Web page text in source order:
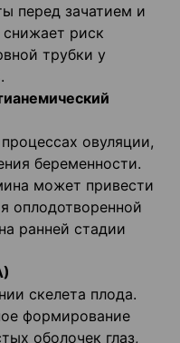
перед зачатием и
риск
трубки у
овуляции,
беременности.
может привести
оплодотворенной
ранней стадии
скелета плода.
формирование
оболочек глаз,